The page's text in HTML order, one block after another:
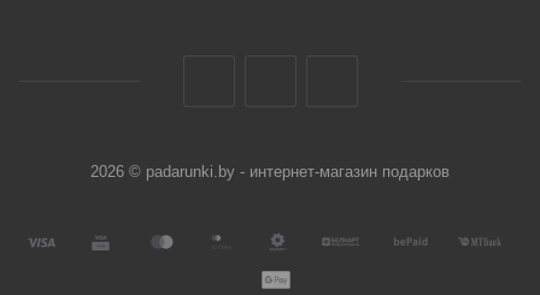
2026 © padarunki.by - интернет-магазин подарков